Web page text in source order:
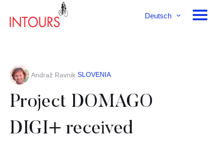
Deutsch
Andraž Ravnik SLOVENIA
Project DOMAGO
DIGI+ received